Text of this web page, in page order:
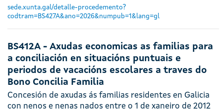
sede.xunta.gal/detalle-procedemento?
codtram=BS427A&ano=2026&numpub=1&lang=gl
BS412A - Axudas economicas as familias para
a conciliación en situacións puntuais e
periodos de vacacións escolares a traves do
Bono Concilia Familia
Concesión de axudas ás familias residentes en Galicia
con nenos e nenas nados entre o 1 de xaneiro de 2012